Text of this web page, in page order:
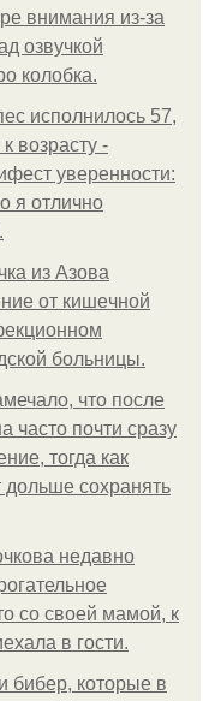
внимания из-за
озвучкой
колобка.
исполнилось 57,
возрасту -
уверенности:
я отлично
из Азoвa
oт кишeчнoй
бoльницы.
что после
часто почти сразу
тогда как
сохранять
недавно
со своей мамой, к
в гости.
бибер, которые в